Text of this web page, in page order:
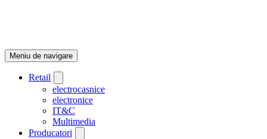
Meniu de navigare
Retail
electrocasnice
electronice
IT&C
Multimedia
Producatori